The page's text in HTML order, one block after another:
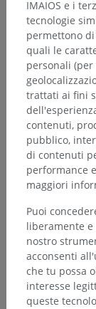
Sutcliffe P,
Fascia. [Updated
(FL): StatPearls
https://
Galleria
IMAIOS e i
tecnologie
permettono
quali le
personali (per
trattati ai fini
contenuti,
pubblico,
di contenuti
performance
maggiori
Puoi
liberamente
nostro
acconsenti
che tu possa
interesse
queste